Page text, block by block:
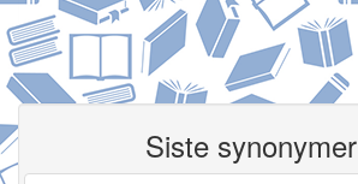
Siste synonymer